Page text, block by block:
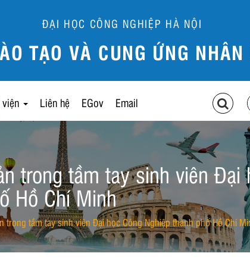
ĐẠI HỌC CÔNG NGHIỆP HÀ NỘI
TẠO VÀ CUNG ỨNG
Liên hệ EGov Email
trong tầm tay sinh viên Đại
Hồ Chí Minh
trong tầm tay sinh viên Đại học Công Nghiệp thành phố Hồ Chí